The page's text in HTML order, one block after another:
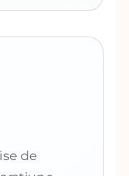
de